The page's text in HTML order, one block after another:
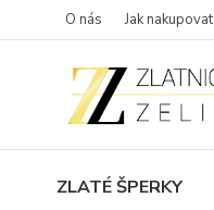
O nás Jak nakupovat
ZLATÉ ŠPERKY